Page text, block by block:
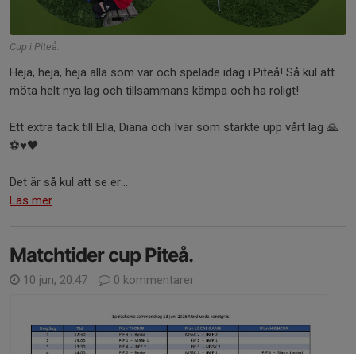
Cup i Piteå.
Heja, heja, heja alla som var och spelade idag i Piteå! Så kul att
möta helt nya lag och tillsammans kämpa och ha roligt!
Ett extra tack till Ella, Diana och Ivar som stärkte upp vårt lag 🙏
⚽️♥️🖤
Det är så kul att se er...
Läs mer
Matchtider cup Piteå.
10 jun, 20:47 0 kommentarer